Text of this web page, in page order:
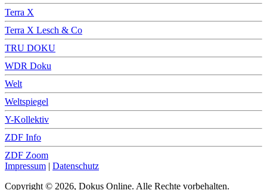
Terra X
Terra X Lesch & Co
TRU DOKU
WDR Doku
Welt
Weltspiegel
Y-Kollektiv
ZDF Info
ZDF Zoom
Impressum | Datenschutz
Copyright © 2026, Dokus Online. Alle Rechte vorbehalten.